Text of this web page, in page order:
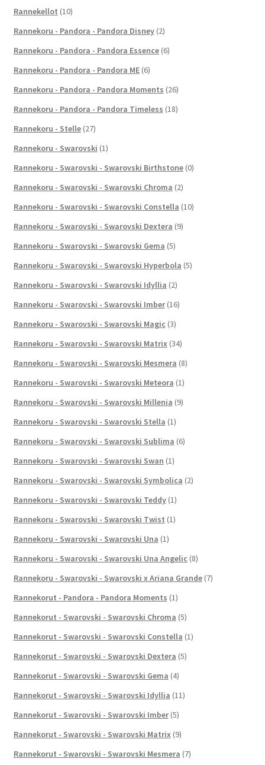
Rannekellot (10)
Rannekoru - Pandora - Pandora Disney (2)
Rannekoru - Pandora - Pandora Essence (6)
Rannekoru - Pandora - Pandora ME (6)
Rannekoru - Pandora - Pandora Moments (26)
Rannekoru - Pandora - Pandora Timeless (18)
Rannekoru - Stelle (27)
Rannekoru - Swarovski (1)
Rannekoru - Swarovski - Swarovski Birthstone (0)
Rannekoru - Swarovski - Swarovski Chroma (2)
Rannekoru - Swarovski - Swarovski Constella (10)
Rannekoru - Swarovski - Swarovski Dextera (9)
Rannekoru - Swarovski - Swarovski Gema (5)
Rannekoru - Swarovski - Swarovski Hyperbola (5)
Rannekoru - Swarovski - Swarovski Idyllia (2)
Rannekoru - Swarovski - Swarovski Imber (16)
Rannekoru - Swarovski - Swarovski Magic (3)
Rannekoru - Swarovski - Swarovski Matrix (34)
Rannekoru - Swarovski - Swarovski Mesmera (8)
Rannekoru - Swarovski - Swarovski Meteora (1)
Rannekoru - Swarovski - Swarovski Millenia (9)
Rannekoru - Swarovski - Swarovski Stella (1)
Rannekoru - Swarovski - Swarovski Sublima (6)
Rannekoru - Swarovski - Swarovski Swan (1)
Rannekoru - Swarovski - Swarovski Symbolica (2)
Rannekoru - Swarovski - Swarovski Teddy (1)
Rannekoru - Swarovski - Swarovski Twist (1)
Rannekoru - Swarovski - Swarovski Una (1)
Rannekoru - Swarovski - Swarovski Una Angelic (8)
Rannekoru - Swarovski - Swarovski x Ariana Grande (7)
Rannekorut - Pandora - Pandora Moments (1)
Rannekorut - Swarovski - Swarovski Chroma (5)
Rannekorut - Swarovski - Swarovski Constella (1)
Rannekorut - Swarovski - Swarovski Dextera (5)
Rannekorut - Swarovski - Swarovski Gema (4)
Rannekorut - Swarovski - Swarovski Idyllia (11)
Rannekorut - Swarovski - Swarovski Imber (5)
Rannekorut - Swarovski - Swarovski Matrix (9)
Rannekorut - Swarovski - Swarovski Mesmera (7)